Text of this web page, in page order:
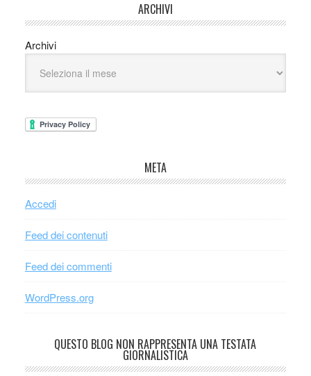
ARCHIVI
Archivi
META
Accedi
Feed dei contenuti
Feed dei commenti
WordPress.org
QUESTO BLOG NON RAPPRESENTA UNA TESTATA
GIORNALISTICA